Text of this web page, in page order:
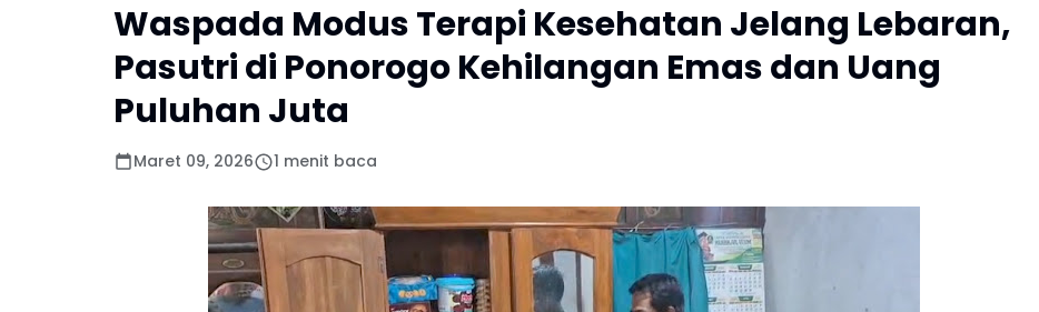
Waspada Modus Terapi Kesehatan Jelang Lebaran,
Pasutri di Ponorogo Kehilangan Emas dan Uang
Puluhan Juta
Maret 09, 2026 1 menit baca